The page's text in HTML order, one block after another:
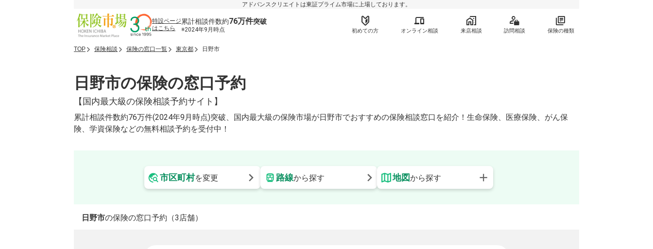
アドバンスクリエイトは東証プライム市場に上場しております。
特設ページ
はこちら
累計相談件数約76万件突破
※2024年9月時点 初めての方 オンライン相談 来店相談 訪問相談 保険の種類
TOP 保険相談 保険の窓口一覧 東京都 日野市
日野市の保険の窓口予約
【国内最大級の保険相談予約サイト】
累計相談件数約76万件(2024年9月時点)突破、国内最大級の保険市場が日野市でおすすめの保険相談窓口を紹介！生命保険、医療保険、がん保
険、学資保険などの無料相談予約を受付中！
市区町村を変更 路線から探す 地図から探す
日野市の保険の窓口予約（3店舗）